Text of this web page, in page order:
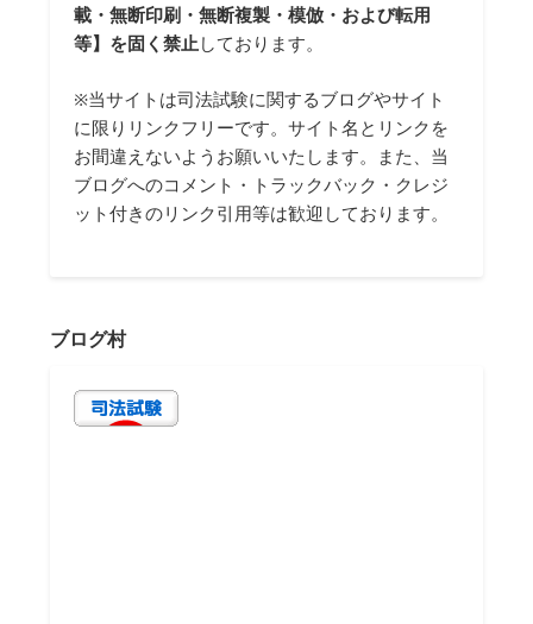
載・無断印刷・無断複製・模倣・および転用
等】を固く禁止しております。
※当サイトは司法試験に関するブログやサイト
に限りリンクフリーです。サイト名とリンクを
お間違えないようお願いいたします。また、当
ブログへのコメント・トラックバック・クレジ
ット付きのリンク引用等は歓迎しております。
ブログ村